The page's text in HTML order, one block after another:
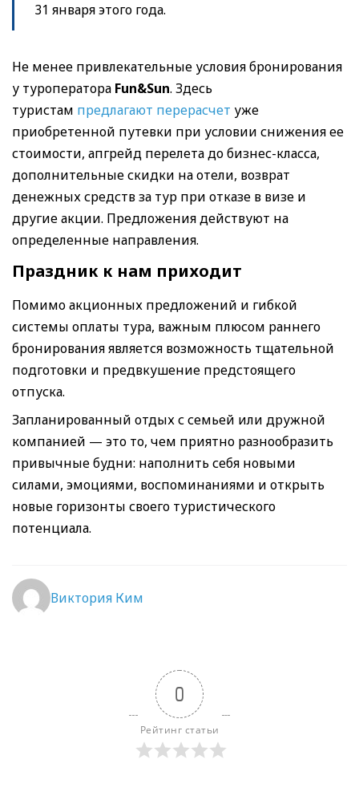
31 января этого года.
Не менее привлекательные условия бронирования
у туроператора Fun&Sun. Здесь
туристам предлагают перерасчет уже
приобретенной путевки при условии снижения ее
стоимости, апгрейд перелета до бизнес-класса,
дополнительные скидки на отели, возврат
денежных средств за тур при отказе в визе и
другие акции. Предложения действуют на
определенные направления.
Праздник к нам приходит
Помимо акционных предложений и гибкой
системы оплаты тура, важным плюсом раннего
бронирования является возможность тщательной
подготовки и предвкушение предстоящего
отпуска.
Запланированный отдых с семьей или дружной
компанией — это то, чем приятно разнообразить
привычные будни: наполнить себя новыми
силами, эмоциями, воспоминаниями и открыть
новые горизонты своего туристического
потенциала.
Виктория Ким
0
Рейтинг статьи